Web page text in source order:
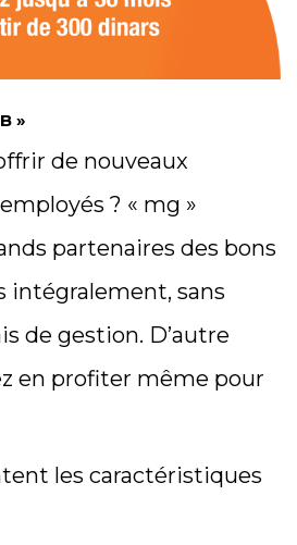
»
de nouveaux
? « mg »
partenaires des bons
intégralement, sans
de gestion. D’autre
en profiter même pour
les caractéristiques